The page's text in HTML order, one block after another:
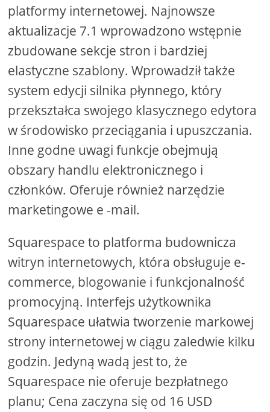
platformy internetowej. Najnowsze
aktualizacje 7.1 wprowadzono wstępnie
zbudowane sekcje stron i bardziej
elastyczne szablony. Wprowadził także
system edycji silnika płynnego, który
przekształca swojego klasycznego edytora
w środowisko przeciągania i upuszczania.
Inne godne uwagi funkcje obejmują
obszary handlu elektronicznego i
członków. Oferuje również narzędzie
marketingowe e -mail.
Squarespace to platforma budownicza
witryn internetowych, która obsługuje e-
commerce, blogowanie i funkcjonalność
promocyjną. Interfejs użytkownika
Squarespace ułatwia tworzenie markowej
strony internetowej w ciągu zaledwie kilku
godzin. Jedyną wadą jest to, że
Squarespace nie oferuje bezpłatnego
planu; Cena zaczyna się od 16 USD